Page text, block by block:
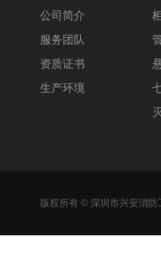
公司简介
服务团队
资质证书
生产环境
版权所有 © 深圳市兴安消